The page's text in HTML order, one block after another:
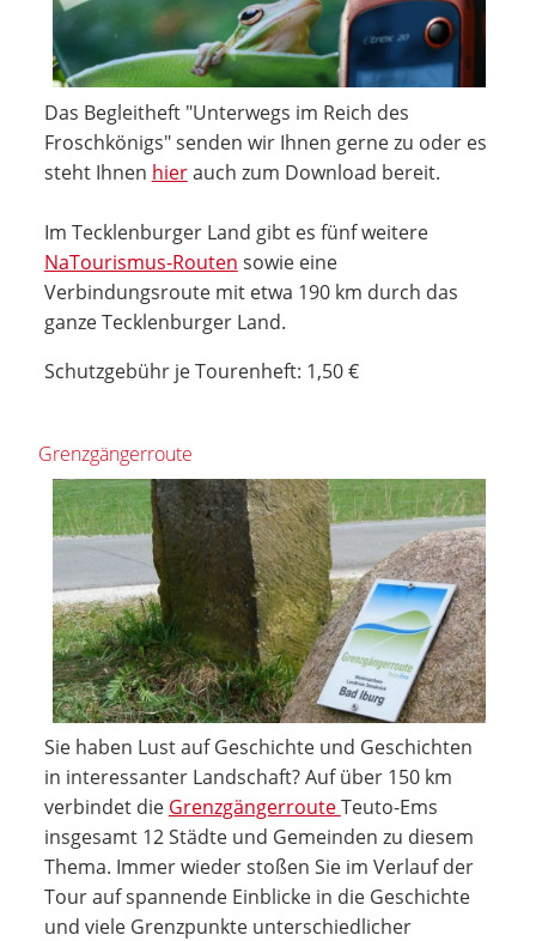
Das Begleitheft "Unterwegs im Reich des
Froschkönigs" senden wir Ihnen gerne zu oder es
steht Ihnen hierauch zum Download bereit.
Im Tecklenburger Land gibt es fünf weitere
NaTourismus-Routen sowie eine
Verbindungsroute mit etwa 190 km durch das
ganze Tecklenburger Land.
Schutzgebühr je Tourenheft: 1,50 €
Grenzgängerroute
Sie haben Lust auf Geschichte und Geschichten
in interessanter Landschaft? Auf über 150 km
verbindet die GrenzgängerrouteTeuto-Ems
insgesamt 12 Städte und Gemeinden zu diesem
Thema. Immer wieder stoßen Sie im Verlauf der
Tour auf spannende Einblicke in die Geschichte
und viele Grenzpunkte unterschiedlicher